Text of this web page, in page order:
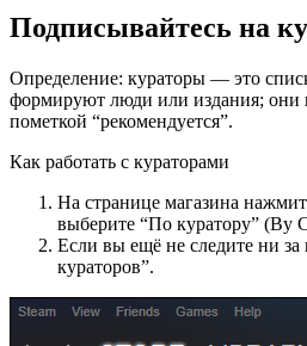
Подписывайтесь на
Определение: кураторы — это
формируют люди или издания; они
пометкой “рекомендуется”.
Как работать с кураторами
На странице магазина
выберите “По куратору” (By
Если вы ещё не следите ни
кураторов”.